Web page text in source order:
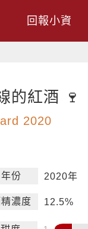
回報小資
的紅酒 🍷
2020
年份 2020年
濃度 12.5%